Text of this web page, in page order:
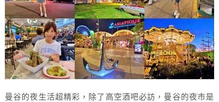
曼谷的夜生活超精彩，除了高空酒吧必訪，曼谷的夜市是